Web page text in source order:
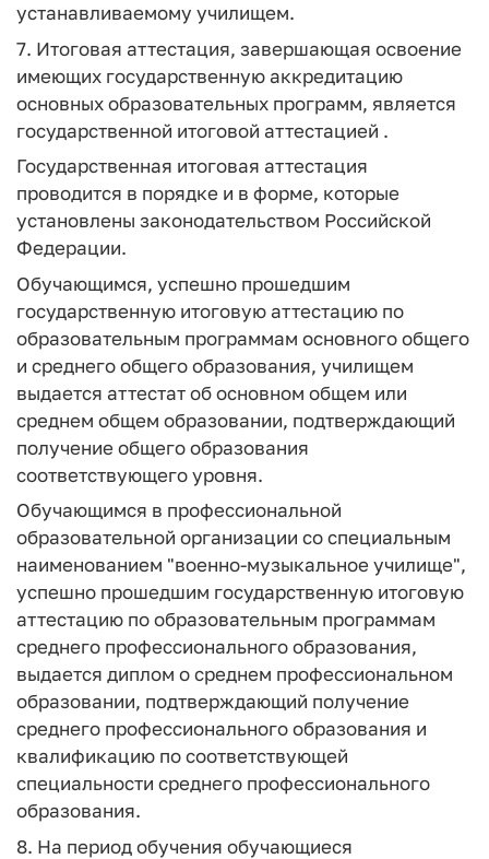
устанавливаемому училищем.
7. Итоговая аттестация, завершающая освоение
имеющих государственную аккредитацию
основных образовательных программ, является
государственной итоговой аттестацией .
Государственная итоговая аттестация
проводится в порядке и в форме, которые
установлены законодательством Российской
Федерации.
Обучающимся, успешно прошедшим
государственную итоговую аттестацию по
образовательным программам основного общего
и среднего общего образования, училищем
выдается аттестат об основном общем или
среднем общем образовании, подтверждающий
получение общего образования
соответствующего уровня.
Обучающимся в профессиональной
образовательной организации со специальным
наименованием "военно-музыкальное училище",
успешно прошедшим государственную итоговую
аттестацию по образовательным программам
среднего профессионального образования,
выдается диплом о среднем профессиональном
образовании, подтверждающий получение
среднего профессионального образования и
квалификацию по соответствующей
специальности среднего профессионального
образования.
8. На период обучения обучающиеся